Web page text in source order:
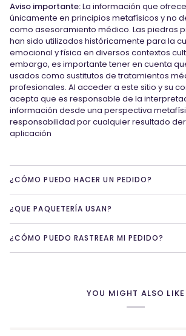
Aviso importante:La información que
únicamente en principios metafísicos y no
como asesoramiento médico. Las piedras
han sido utilizados históricamente para la
emocional y física en diversos contextos
embargo, es importante tener en cuenta
usados como sustitutos de tratamientos
profesionales. Al acceder a este sitio y su
acepta que es responsable de la
información desde una perspectiva
responsabilidad por cualquier resultado
aplicación
¿CÓMO PUEDO HACER UN PEDIDO?
¿QUE PAQUETERÍA USAN?
¿CÓMO PUEDO RASTREAR MI PEDIDO?
YOU MIGHT ALSO LIKE